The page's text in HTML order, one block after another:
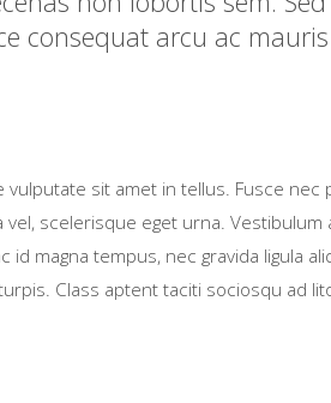
consequat arcu ac
sit amet in tellus. Fusce
scelerisque eget urna.
magna tempus, nec gravida ligula
Class aptent taciti sociosqu ad